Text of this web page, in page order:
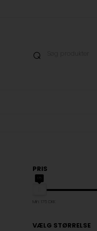
PRIS
175
Min: 175 DKK
VÆLG STØRRELSE